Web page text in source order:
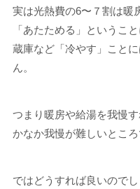
実は光熱費の6〜７割は暖
「あたためる」というこ
蔵庫など「冷やす」こと
ん。
つまり暖房や給湯を我慢
かなか我慢が難しいところ
ではどうすれば良いのでし